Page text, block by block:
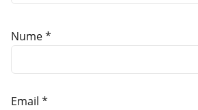
Nume*
Email *